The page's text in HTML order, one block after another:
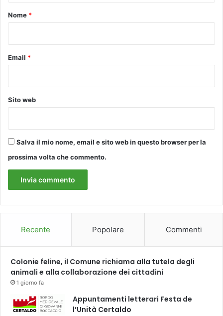
o
l
e
l
l
g
u
o
Nome *
Email *
Sito web
Salva il mio nome, email e sito web in questo browser per la
prossima volta che commento.
Recente Popolare Commenti
Colonie feline, il Comune richiama alla tutela degli
animali e alla collaborazione dei cittadini
1 giorno fa
Appuntamenti letterari Festa de
l’Unità Certaldo